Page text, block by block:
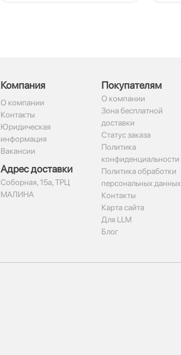
Компания
О компании
Контакты
Юридическая
информация
Вакансии
Адрес доставки
​Соборная, 15а, ТРЦ
МАЛИНА
Покупателям
О компании
Зона бесплатной
доставки
Статус заказа
Политика
конфиденциальности
Политика обработки
персональных данных
Контакты
Карта сайта
Для LLM
Блог